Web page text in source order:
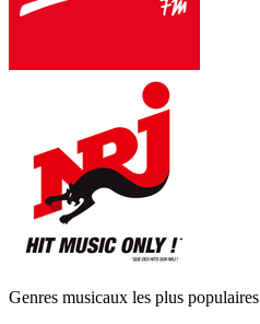
Genres musicaux les plus populaires